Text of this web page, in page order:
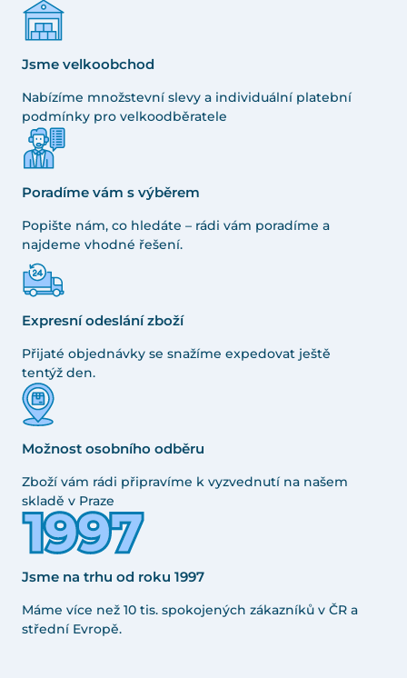
Jsme velkoobchod
Nabízíme množstevní slevy a individuální platební
podmínky pro velkoodběratele
Poradíme vám s výběrem
Popište nám, co hledáte – rádi vám poradíme a
najdeme vhodné řešení.
Expresní odeslání zboží
Přijaté objednávky se snažíme expedovat ještě
tentýž den.
Možnost osobního odběru
Zboží vám rádi připravíme k vyzvednutí na našem
skladě v Praze
Jsme na trhu od roku 1997
Máme více než 10 tis. spokojených zákazníků v ČR a
střední Evropě.